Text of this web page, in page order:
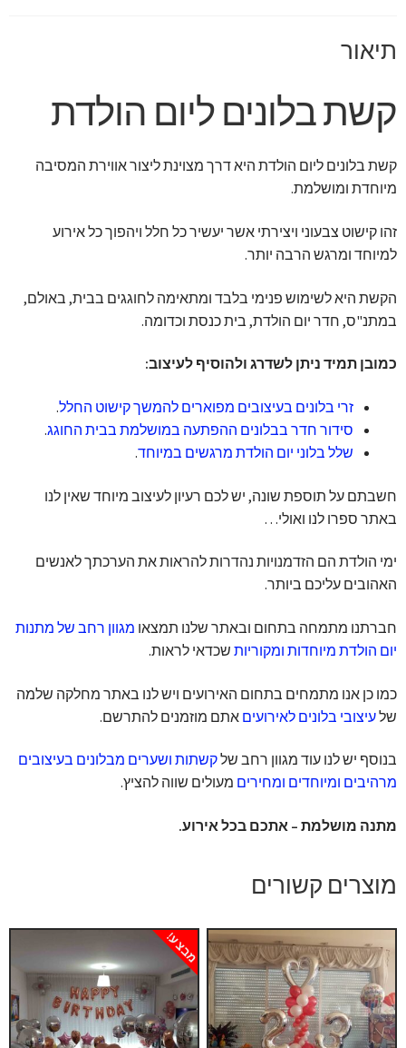
תיאור
קשת בלונים ליום הולדת
קשת בלונים ליום הולדת היא דרך מצוינת ליצור אווירת המסיבה
מיוחדת ומושלמת.
זהו קישוט צבעוני ויצירתי אשר יעשיר כל חלל ויהפוך כל אירוע
למיוחד ומרגש הרבה יותר.
הקשת היא לשימוש פנימי בלבד ומתאימה לחוגגים בבית, באולם,
במתנ"ס, חדר יום הולדת, בית כנסת וכדומה.
כמובן תמיד ניתן לשדרג ולהוסיף לעיצוב:
זרי בלונים בעיצובים מפוארים להמשך קישוט החלל.
סידור חדר בבלונים ההפתעה במושלמת בבית החוגג.
שלל בלוני יום הולדת מרגשים במיוחד.
חשבתם על תוספת שונה, יש לכם רעיון לעיצוב מיוחד שאין לנו
באתר ספרו לנו ואולי…
ימי הולדת הם הזדמנויות נהדרות להראות את הערכתך לאנשים
האהובים עליכם ביותר.
חברתנו מתמחה בתחום ובאתר שלנו תמצאו מגוון רחב של מתנות
יום הולדת מיוחדות ומקוריות שכדאי לראות.
כמו כן אנו מתמחים בתחום האירועים ויש לנו באתר מחלקה שלמה
שלעיצובי בלונים לאירועים אתם מוזמנים להתרשם.
בנוסף יש לנו עוד מגוון רחב שלקשתות ושערים מבלונים בעיצובים
מרהיבים ומיוחדים ומחירים מעולים שווה להציץ.
מתנה מושלמת – אתכם בכל אירוע.
מוצרים קשורים
מבצע!